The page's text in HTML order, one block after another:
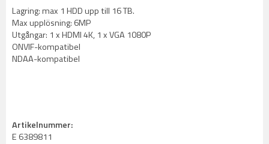
Lagring: max 1 HDD upp till 16 TB.
Max upplösning: 6MP
Utgångar: 1 x HDMI 4K, 1 x VGA 1080P
ONVIF-kompatibel
NDAA-kompatibel
Artikelnummer:
E 6389811